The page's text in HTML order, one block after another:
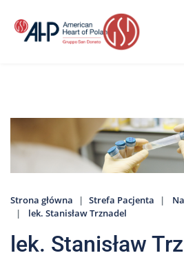
treści
Strefa
Pacjenta
O
nas
Marki
AHP
Strona główna Strefa Pacjenta
lek. Stanisław Trznadel
lek. Stanisław